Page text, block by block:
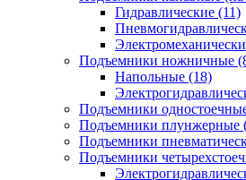
Гидравлические (11)
Подъемники ножничные
Напольные (18)
Подъемники
Подъемники плунжерные
Подъемники
Подъемники